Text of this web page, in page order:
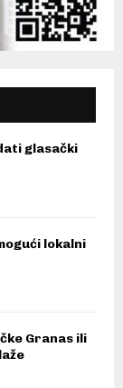
glasački
lokalni
Granas ili